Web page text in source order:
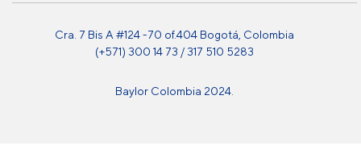
Cra. 7 Bis A #124 -70 of.404 Bogotá, Colombia
(+571) 300 14 73 / 317 510 5283
Baylor Colombia 2024.